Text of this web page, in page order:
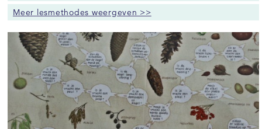
Meer lesmethodes weergeven >>